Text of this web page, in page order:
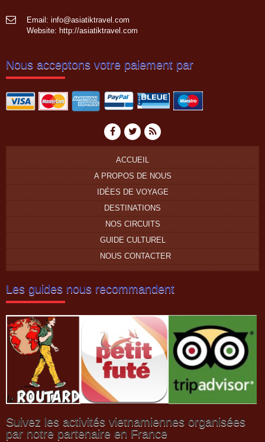
Cau - Thong Nguyen - Hoang Su Phi
(21personnes)
Voyage à la carte du 4 oct au 19 oct
dans la baie de Lan Ha - Marché
ethnique Bac Ha - Thong Nguyen (
Email: info@asiatiktravel.com
Website: http://asiatiktravel.com
Nous acceptons votre paiement par
ACCUEIL
A PROPOS DE NOUS
IDÉES DE VOYAGE
DESTINATIONS
NOS CIRCUITS
GUIDE CULTUREL
NOUS CONTACTER
Les guides nous recommandent
Suivez les activités vietnamiennes organisées
par notre partenaire en France